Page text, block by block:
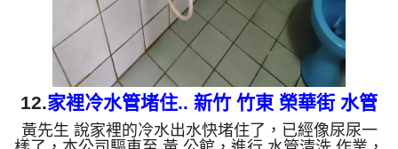
12.家裡冷水管堵住.. 新竹 竹東 榮華街 水管
清洗
黃先生 說家裡的冷水出水快堵住了，已經像尿尿一